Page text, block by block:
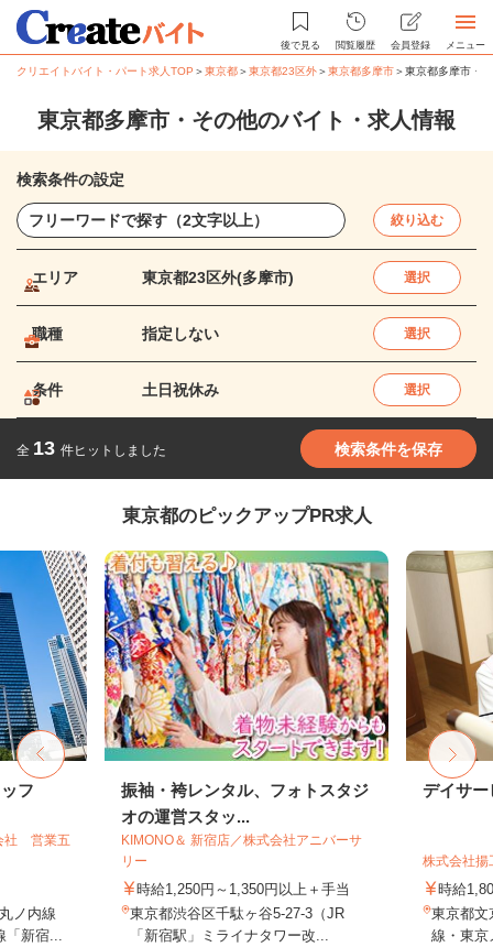
後で見る 閲覧履歴 会員登録 メニュー
クリエイトバイト・パート求人TOP ＞東京都＞東京都23区外＞東京都多摩市＞東京都多摩市・
東京都多摩市・その他のバイト・求人情報
検索条件の設定
絞り込む
エリア 東京都23区外(多摩市) 選択
職種 指定しない 選択
条件 土日祝休み 選択
全 13 件ヒットしました 検索条件を保存
東京都のピックアップPR求人
フ
社 営業五
ノ内線
新宿...
振袖・袴レンタル、フォトスタジ
オの運営スタッ...
KIMONO＆ 新宿店／株式会社アニバーサ
リー
時給1,250円～1,350円以上＋手当
東京都渋谷区千駄ヶ谷5-27-3（JR
「新宿駅」ミライナタワー改...
デイサー
株式会社揚
時給
東京都文
線・東京